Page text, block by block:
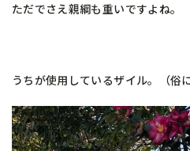
ただでさえ親綱も重いですよね。
うちが使用しているザイル。（俗